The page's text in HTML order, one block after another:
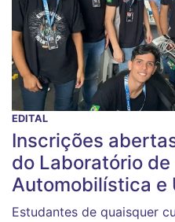
EDITAL
Inscrições
do Laboratório
Automobilística e
Estudantes de quaisquer